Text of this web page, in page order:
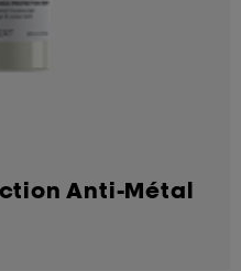
Anti-Métal